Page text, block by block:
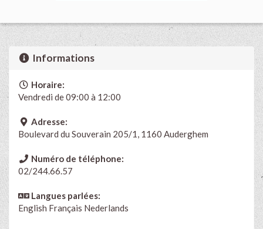
Informations
Horaire:
Vendredi de 09:00 à 12:00
Adresse:
Boulevard du Souverain 205/1, 1160 Auderghem
Numéro de téléphone:
02/244.66.57
Langues parlées:
English Français Nederlands